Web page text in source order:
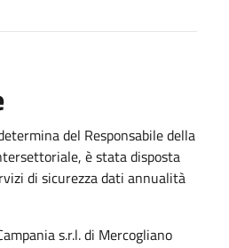
del Responsabile della
è stata disposta
di sicurezza dati annualità
s.r.l. di Mercogliano